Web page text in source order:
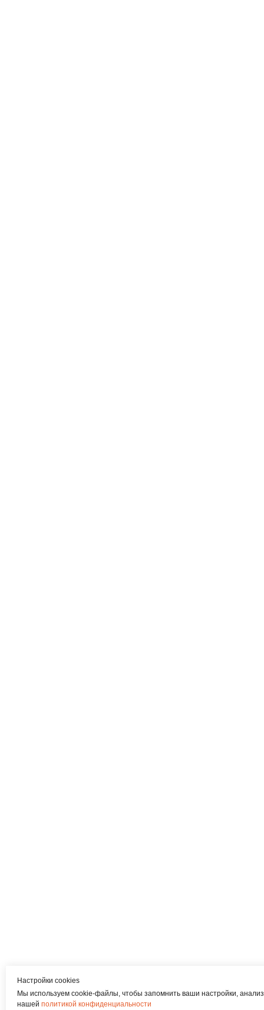
Настройки cookies
Мы используем cookie-файлы, чтобы запомнить ваши настройки,
нашей политикой конфиденциальности